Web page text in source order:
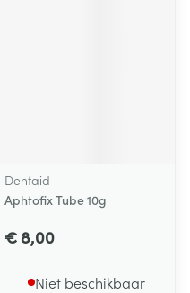
Dentaid
Aphtofix Tube 10g
€ 8,00
Niet beschikbaar